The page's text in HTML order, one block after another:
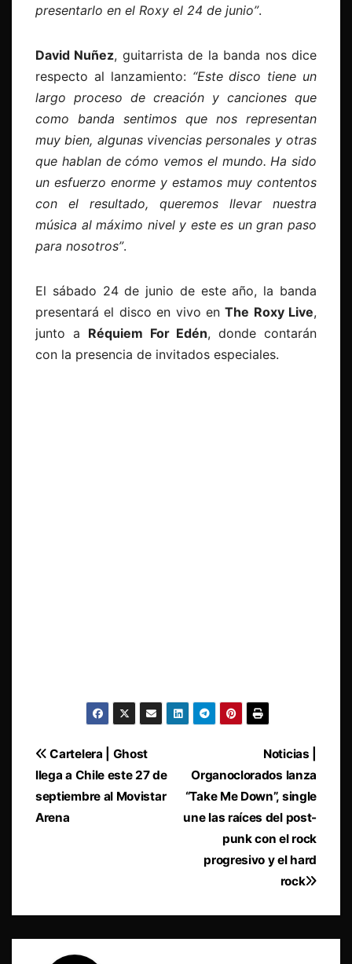
presentarlo en el Roxy el 24 de junio”.
David Nuñez, guitarrista de la banda nos dice
respecto al lanzamiento: “Este disco tiene un
largo proceso de creación y canciones que
como banda sentimos que nos representan
muy bien, algunas vivencias personales y otras
que hablan de cómo vemos el mundo. Ha sido
un esfuerzo enorme y estamos muy contentos
con el resultado, queremos llevar nuestra
música al máximo nivel y este es un gran paso
para nosotros”.
El sábado 24 de junio de este año, la banda
presentará el disco en vivo enThe Roxy Live,
junto a Réquiem For Edén, donde contarán
con la presencia de invitados especiales.
Navegación
de
entradas
Noticias |
Organoclorados lanza
“Take Me Down”, single
une las raíces del post-
punk con el rock
progresivo y el hard
rock
Cartelera | Ghost
llega a Chile este 27 de
septiembre al Movistar
Arena